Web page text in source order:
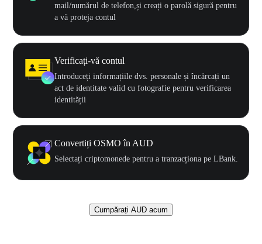
mail/numărul de telefon,și creați o parolă sigură pentru
a vă proteja contul
Verificați-vă contul
Introduceți informațiile dvs. personale și încărcați un
act de identitate valid cu fotografie pentru verificarea
identității
Convertiți OSMO în AUD
Selectați criptomonede pentru a tranzacționa pe LBank.
Cumpărați AUD acum